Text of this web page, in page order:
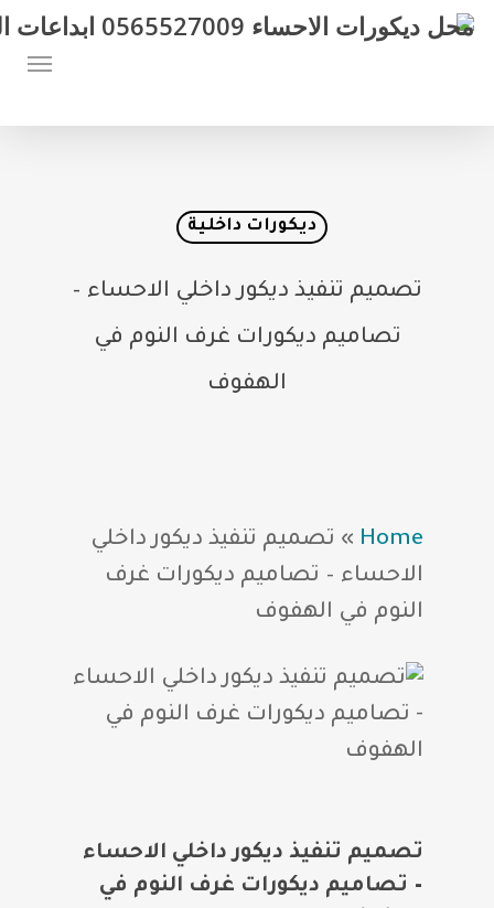
Skip
content
ديكورات داخلية
تصميم تنفيذ ديكور داخلي الاحساء –
تصاميم ديكورات غرف النوم في
الهفوف
Home
» تصميم تنفيذ ديكور داخلي
الاحساء – تصاميم ديكورات غرف
النوم في الهفوف
تصميم تنفيذ ديكور داخلي الاحساء
– تصاميم ديكورات غرف النوم في